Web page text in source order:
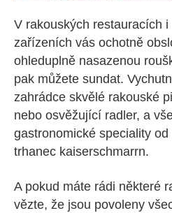
V rakouských restauracích
zařízeních vás ochotně
ohleduplně nasazenou
pak můžete sundat.
zahrádce skvělé rakouské
nebo osvěžující radler, a
gastronomické speciality
trhanec kaiserschmarrn.
A pokud máte rádi některé
vězte, že jsou povoleny